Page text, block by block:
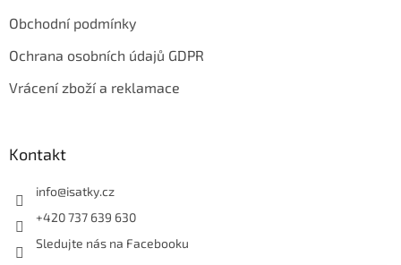
Obchodní podmínky
Ochrana osobních údajů GDPR
Vrácení zboží a reklamace
Kontakt
info@isatky.cz
+420 737 639 630
Sledujte nás na Facebooku